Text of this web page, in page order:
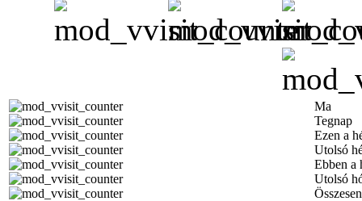
Ma
Tegnap
Ezen a
Utolsó
Ebben a
Utolsó
Összesen